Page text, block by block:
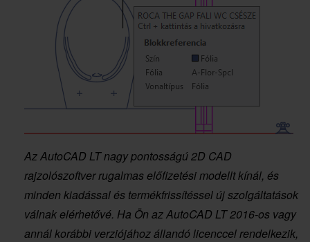
Az AutoCAD LT nagy pontosságú 2D CAD
rajzolószoftver rugalmas előfizetési modellt kínál, és
minden kiadással és termékfrissítéssel új szolgáltatások
válnak elérhetővé. Ha Ön az AutoCAD LT 2016-os vagy
annál korábbi verziójához állandó licenccel rendelkezik,